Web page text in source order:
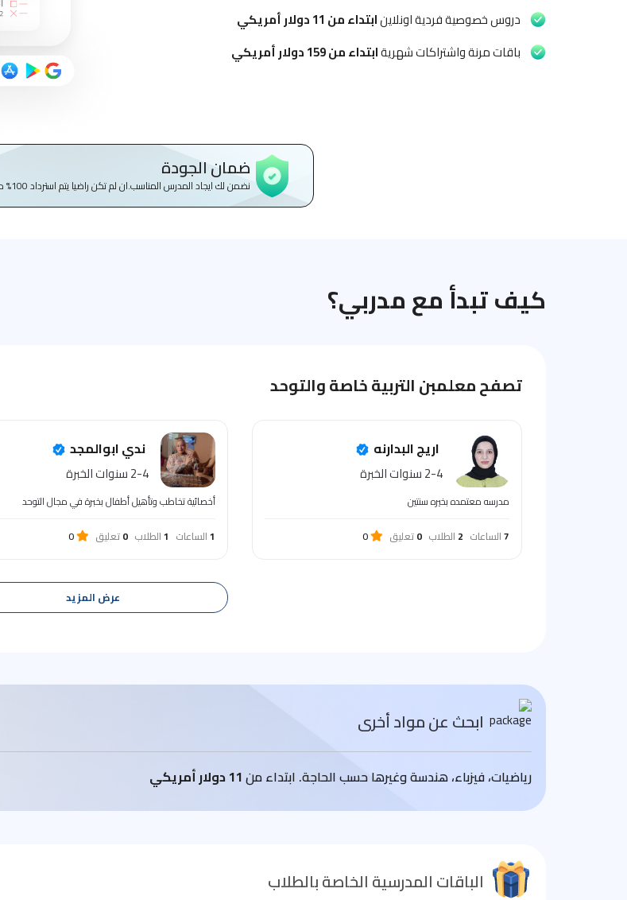
دروس خصوصية فردية اونلاينابتداء من 11 دولار أمريكي
باقات مرنة واشتراكات شهريةابتداء من159 دولار أمريكي
ضمان الجودة
نضمن لك ايجاد المدرس المناسب.ان لم تكن راضيا يتم استرداد 100% من رسوم الساعة الاولى
كيف تبدأ مع مدربي؟
تصفح معلمبن التربية خاصة والتوحد
اريج البدارنه
2-4 سنوات الخبرة
مدرسه معتمده بخيره سنتين
7الساعات 2 الطلاب 0تعليق 0
ندي ابوالمجد
2-4 سنوات الخبرة
أخصائية تخاطب وتأهيل أطفال بخبرة في مجال التوحد
1الساعات 1الطلاب 0تعليق 0
عرض المزيد
ابحث عن مواد أخرى
رياضيات، فيزباء، هندسة وغيرها حسب الحاجة. ابتداء من11 دولار أمريكي
الباقات المدرسية الخاصة بالطلاب